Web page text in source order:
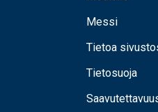
Messi
Tietoa
Tietosuoja